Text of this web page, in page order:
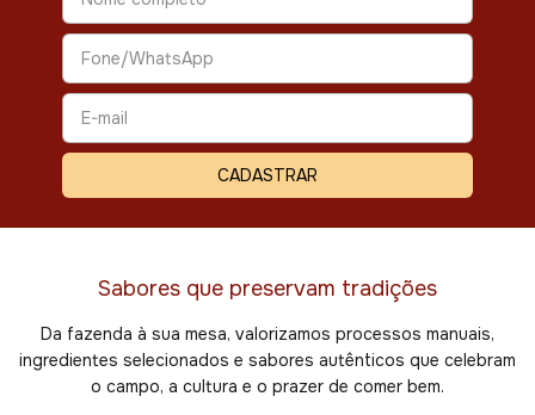
Sabores que preservam tradições
Da fazenda à sua mesa, valorizamos processos manuais,
ingredientes selecionados e sabores autênticos que celebram
o campo, a cultura e o prazer de comer bem.